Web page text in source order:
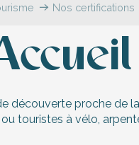
Nos certifications
proche de
touristes à vélo,